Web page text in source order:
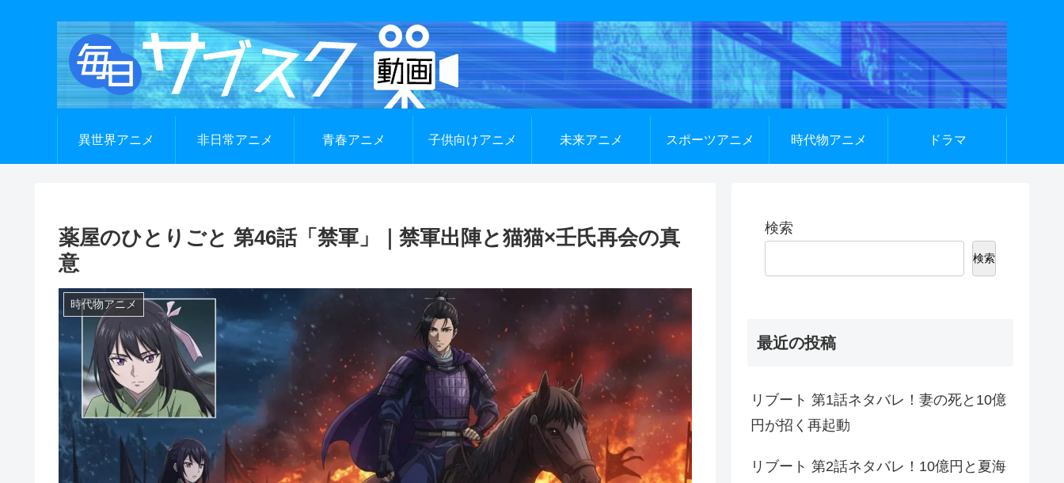
異世界アニメ 非日常アニメ 青春アニメ 子供向けアニメ 未来アニメ スポーツアニメ 時代物アニメ ドラマ
薬屋のひとりごと 第46話「禁軍」｜禁軍出陣と猫猫×壬氏再会の真
意
時代物アニメ
検索
検索
最近の投稿
リブート 第1話ネタバレ！妻の死と10億
円が招く再起動
リブート 第2話ネタバレ！10億円と夏海